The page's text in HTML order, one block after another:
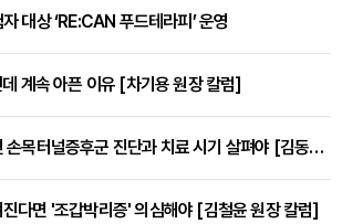
대상 ‘RE:CAN 푸드테라피’ 운영
계속 아픈 이유 [차기용 원장 칼럼]
손 저림 반복된다면 손목터널증후군 진단과 치료 시기 살펴야 [김동현 원장 칼럼]
다면 '조갑박리증' 의심해야 [김철윤 원장 칼럼]